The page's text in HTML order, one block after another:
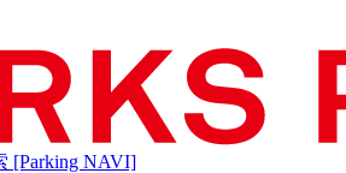
[Parking NAVI]